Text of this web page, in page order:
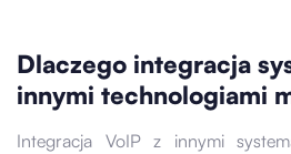
Dlaczego integracja
innymi technologiami
Integracja VoIP z innymi